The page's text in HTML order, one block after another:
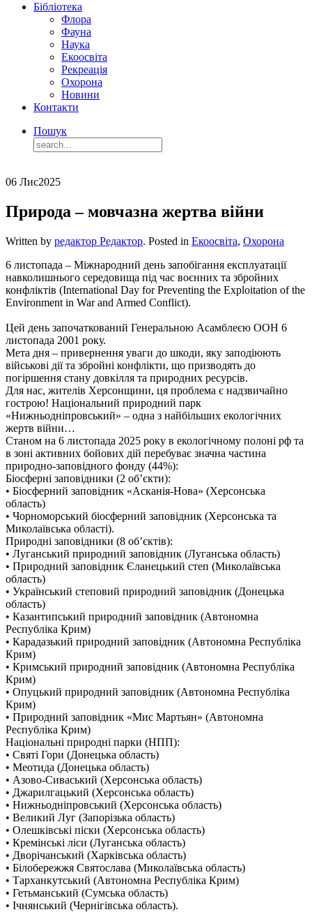
Бібліотека
Флора
Фауна
Наука
Екоосвіта
Рекреація
Охорона
Новини
Контакти
Пошук
06 Лис2025
Природа – мовчазна жертва війни
Written by редактор Редактор. Posted in Екоосвіта, Охорона
6 листопада – Міжнародний день запобігання експлуатації
навколишнього середовища під час воєнних та збройних
конфліктів (International Day for Preventing the Exploitation of the
Environment in War and Armed Conflict).
Цей день започаткований Генеральною Асамблеєю ООН 6
листопада 2001 року.
Мета дня – привернення уваги до шкоди, яку заподіюють
військові дії та збройні конфлікти, що призводять до
погіршення стану довкілля та природних ресурсів.
Для нас, жителів Херсонщини, ця проблема є надзвичайно
гострою! Національний природний парк
«Нижньодніпровський» – одна з найбільших екологічних
жертв війни…
Станом на 6 листопада 2025 року в екологічному полоні рф та
в зоні активних бойових дій перебуває значна частина
природно-заповідного фонду (44%):
Біосферні заповідники (2 об’єкти):
• Біосферний заповідник «Асканія-Нова» (Херсонська
область)
• Чорноморський біосферний заповідник (Херсонська та
Миколаївська області).
Природні заповідники (8 об’єктів):
• Луганський природний заповідник (Луганська область)
• Природний заповідник Єланецький степ (Миколаївська
область)
• Український степовий природний заповідник (Донецька
область)
• Казантипський природний заповідник (Автономна
Республіка Крим)
• Карадазький природний заповідник (Автономна Республіка
Крим)
• Кримський природний заповідник (Автономна Республіка
Крим)
• Опуцький природний заповідник (Автономна Республіка
Крим)
• Природний заповідник «Мис Мартьян» (Автономна
Республіка Крим)
Національні природні парки (НПП):
• Святі Гори (Донецька область)
• Меотида (Донецька область)
• Азово-Сиваський (Херсонська область)
• Джарилгацький (Херсонська область)
• Нижньодніпровський (Херсонська область)
• Великий Луг (Запорізька область)
• Олешківські піски (Херсонська область)
• Кремінські ліси (Луганська область)
• Дворічанський (Харківська область)
• Білобережжя Святослава (Миколаївська область)
• Тарханкутський (Автономна Республіка Крим)
• Гетьманський (Сумська область)
• Ічнянський (Чернігівська область).